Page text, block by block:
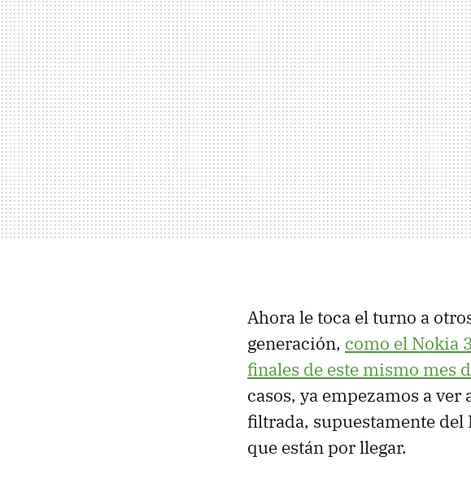
Ahora le toca el turno a
generación, como el Nokia 3
finales de este mismo mes
casos, ya empezamos a
filtrada, supuestamente del
que están por llegar.